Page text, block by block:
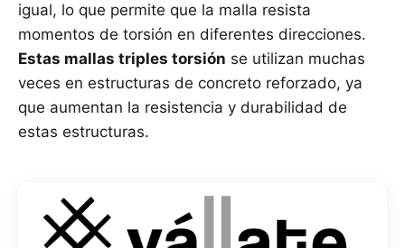
igual, lo que permite que la malla resista
momentos de torsión en diferentes direcciones.
Estas mallas triples torsión se utilizan muchas
veces en estructuras de concreto reforzado, ya
que aumentan la resistencia y durabilidad de
estas estructuras.